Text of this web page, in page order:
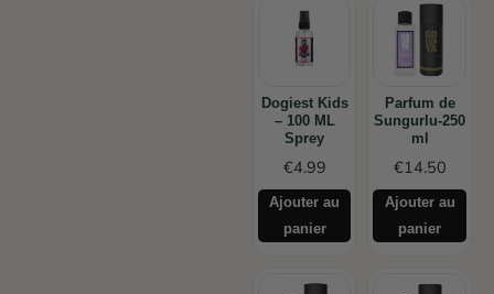
Dogiest Kids
– 100 ML
Sprey
€4.99
Ajouter au
panier
Parfum de
Sungurlu-250
ml
€14.50
Ajouter au
panier